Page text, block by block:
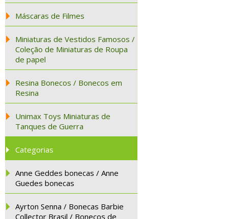
Máscaras de Filmes
Miniaturas de Vestidos Famosos /
Coleção de Miniaturas de Roupa
de papel
Resina Bonecos / Bonecos em
Resina
Unimax Toys Miniaturas de
Tanques de Guerra
Categorias
Anne Geddes bonecas / Anne
Guedes bonecas
Ayrton Senna / Bonecas Barbie
Collector Brasil / Bonecos de